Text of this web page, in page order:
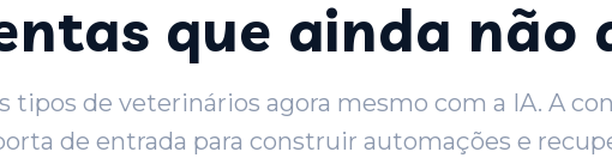
que ainda não
tipos de veterinários agora mesmo com a IA. A
de entrada para construir automações e